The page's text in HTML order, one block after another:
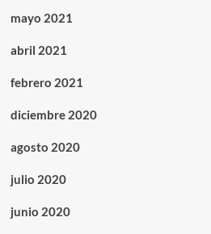
mayo 2021
abril 2021
febrero 2021
diciembre 2020
agosto 2020
julio 2020
junio 2020